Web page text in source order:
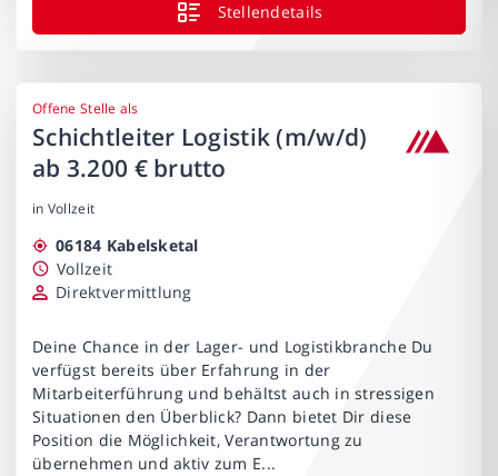
Stellendetails
Offene Stelle als
Schichtleiter Logistik (m/w/d)
ab 3.200 € brutto
in Vollzeit
06184 Kabelsketal
Vollzeit
Direktvermittlung
Deine Chance in der Lager- und Logistikbranche Du
verfügst bereits über Erfahrung in der
Mitarbeiterführung und behältst auch in stressigen
Situationen den Überblick? Dann bietet Dir diese
Position die Möglichkeit, Verantwortung zu
übernehmen und aktiv zum E...